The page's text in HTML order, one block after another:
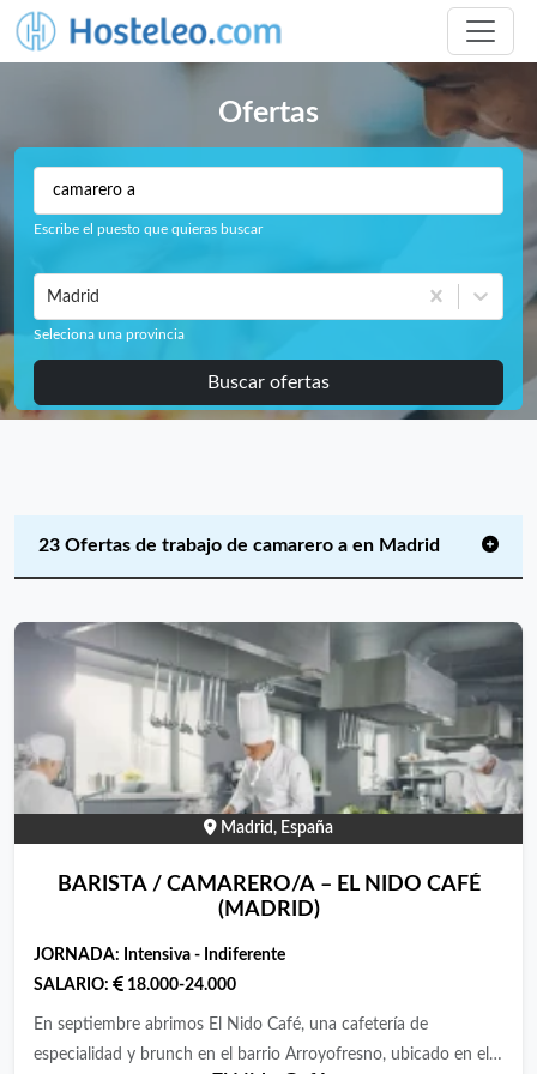
Ofertas
Escribe el puesto que quieras buscar
Madrid
Seleciona una provincia
Buscar ofertas
23 Ofertas de trabajo de camarero a en Madrid
Madrid, España
BARISTA / CAMARERO/A – EL NIDO CAFÉ
(MADRID)
JORNADA: Intensiva - Indiferente
SALARIO:
18.000-24.000
En septiembre abrimos El Nido Café, una cafetería de
especialidad y brunch en el barrio Arroyofresno, ubicado en el